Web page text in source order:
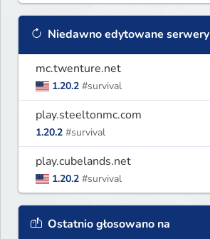
Niedawno edytowane serwery
mc.twenture.net
1.20.2 #survival
play.steeltonmc.com
1.20.2 #survival
play.cubelands.net
1.20.2 #survival
Ostatnio głosowano na